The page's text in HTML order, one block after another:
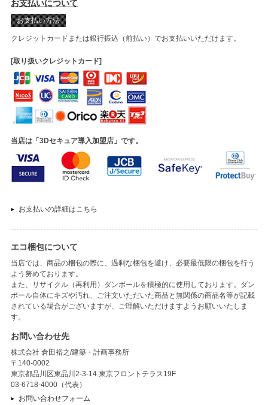
お支払いについて
お支払い方法
クレジットカードまたは銀行振込（前払い）でお支払いいただけます。
[取り扱いクレジットカード]
当店は「3Dセキュア導入加盟店」です。
お支払いの詳細はこちら
エコ梱包について
当店では、商品の梱包の際に、過剰な梱包を避け、必要最低限の梱包を行う
よう努めております。
また、リサイクル（再利用）ダンボールを積極的に使用しております。ダン
ボール自体にキズや汚れ、ご注文いただいた商品と無関係の商品名等が記載
されている場合がございますが、ご理解いただけますようお願いいたしま
す。
お問い合わせ先
株式会社 倉田裕之/建築・計画事務所
〒140-0002
東京都品川区東品川2-3-14 東京フロントテラス19F
03-6718-4000（代表）
お問い合わせフォーム